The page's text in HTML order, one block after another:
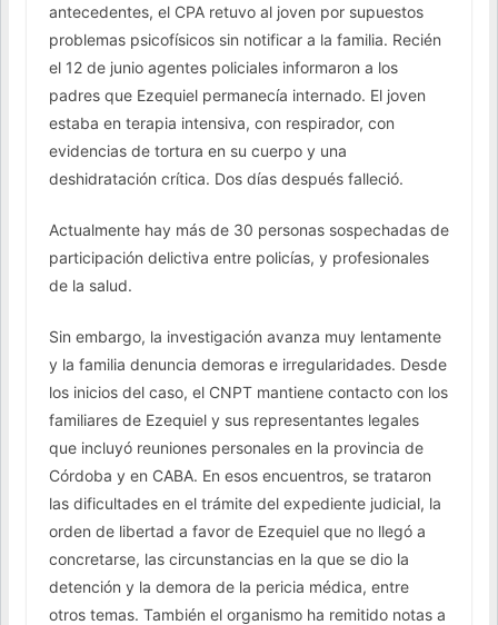
antecedentes, el CPA retuvo al joven por supuestos
problemas psicofísicos sin notificar a la familia. Recién
el 12 de junio agentes policiales informaron a los
padres que Ezequiel permanecía internado. El joven
estaba en terapia intensiva, con respirador, con
evidencias de tortura en su cuerpo y una
deshidratación crítica. Dos días después falleció.
Actualmente hay más de 30 personas sospechadas de
participación delictiva entre policías, y profesionales
de la salud.
Sin embargo, la investigación avanza muy lentamente
y la familia denuncia demoras e irregularidades. Desde
los inicios del caso, el CNPT mantiene contacto con los
familiares de Ezequiel y sus representantes legales
que incluyó reuniones personales en la provincia de
Córdoba y en CABA. En esos encuentros, se trataron
las dificultades en el trámite del expediente judicial, la
orden de libertad a favor de Ezequiel que no llegó a
concretarse, las circunstancias en la que se dio la
detención y la demora de la pericia médica, entre
otros temas. También el organismo ha remitido notas a